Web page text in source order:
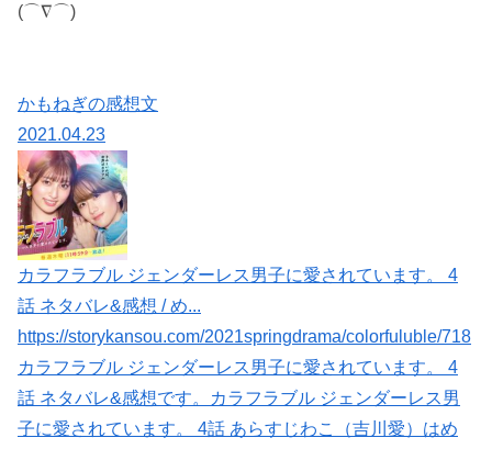
(⌒∇⌒)
かもねぎの感想文
2021.04.23
カラフラブル ジェンダーレス男子に愛されています。 4
話 ネタバレ&感想 / め...
https://storykansou.com/2021springdrama/colorfuluble/718
カラフラブル ジェンダーレス男子に愛されています。 4
話 ネタバレ&感想です。カラフラブル ジェンダーレス男
子に愛されています。 4話 あらすじわこ（吉川愛）はめ